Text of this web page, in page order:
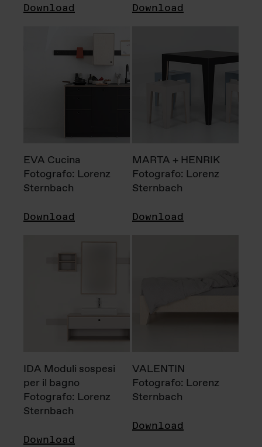
Download Download
EVA Cucina
Fotografo: Lorenz
Sternbach
Download
MARTA + HENRIK
Fotografo: Lorenz
Sternbach
Download
IDA Moduli sospesi
per il bagno
Fotografo: Lorenz
Sternbach
Download
VALENTIN
Fotografo: Lorenz
Sternbach
Download